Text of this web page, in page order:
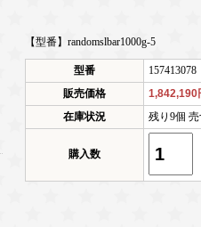
【型番】randomslbar1000g-5
型番
157413078
販売価格
1,842,190
在庫状況
残り9個
購入数